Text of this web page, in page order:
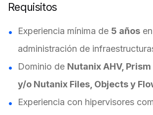
Requisitos
Experiencia mínima de 5 años en
administración de
Dominio de Nutanix AHV,
y/o Nutanix Files, Objects y
Experiencia con hipervisores